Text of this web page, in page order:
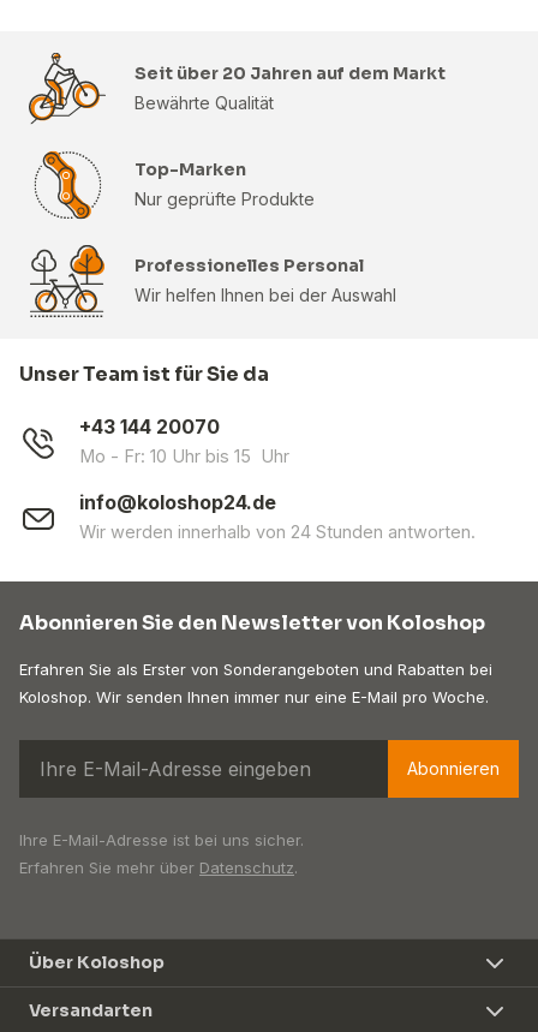
Seit über 20 Jahren auf dem Markt
Bewährte Qualität
Top-Marken
Nur geprüfte Produkte
Professionelles Personal
Wir helfen Ihnen bei der Auswahl
Unser Team ist für Sie da
+43 144 20070
Mo - Fr: 10 Uhr bis 15 Uhr
info@koloshop24.de
Wir werden innerhalb von 24 Stunden antworten.
Abonnieren Sie den Newsletter von Koloshop
Erfahren Sie als Erster von Sonderangeboten und Rabatten bei
Koloshop. Wir senden Ihnen immer nur eine E-Mail pro Woche.
Abonnieren
Ihre E-Mail-Adresse ist bei uns sicher.
Erfahren Sie mehr über Datenschutz.
Über Koloshop
Versandarten